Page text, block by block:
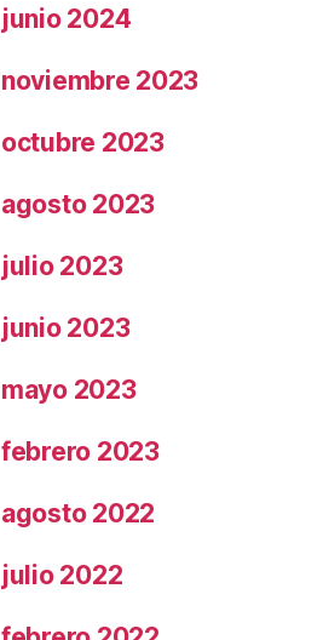
junio 2024
noviembre 2023
octubre 2023
agosto 2023
julio 2023
junio 2023
mayo 2023
febrero 2023
agosto 2022
julio 2022